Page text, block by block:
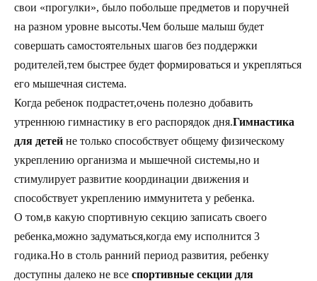
свои «прогулки», было побольше предметов и поручней
на разном уровне высоты.Чем больше малыш будет
совершать самостоятельных шагов без поддержки
родителей,тем быстрее будет формироваться и укрепляться
его мышечная система.
Когда ребенок подрастет,очень полезно добавить
утреннюю гимнастику в его распорядок дня.Гимнастика
для детей не только способствует общему физическому
укреплению организма и мышечной системы,но и
стимулирует развитие координации движения и
способствует укреплению иммунитета у ребенка.
О том,в какую спортивную секцию записать своего
ребенка,можно задуматься,когда ему исполнится 3
годика.Но в столь ранний период развития, ребенку
доступны далеко не все спортивные секции для